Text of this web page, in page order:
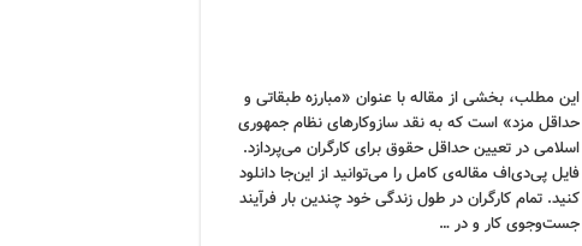
این مطلب، بخشی از مقاله با عنوان «مبارزه طبقاتی و
حداقل مزد» است که به نقد سازوکارهای نظام جمهوری
اسلامی در تعیین حداقل حقوق برای کارگران می‌پردازد.
فایل پی‌دی‌اف مقاله‌ی کامل را می‌توانید از این‌جا دانلود
کنید. تمام کارگران در طول زندگی خود چندین بار فرآیند
جست‌وجوی کار و در …